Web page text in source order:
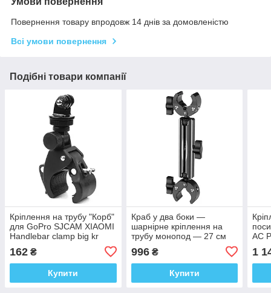
Повернення товару впродовж 14 днів за домовленістю
Всі умови повернення
Подібні товари компанії
Кріплення на трубу "Корб"
для GoPro SJCAM XIAOMI
Handlebar clamp big kr
162 ₴
Купити
Краб у два боки —
шарнірне кріплення на
трубу монопод — 27 см
996₴
Купити
AC
1